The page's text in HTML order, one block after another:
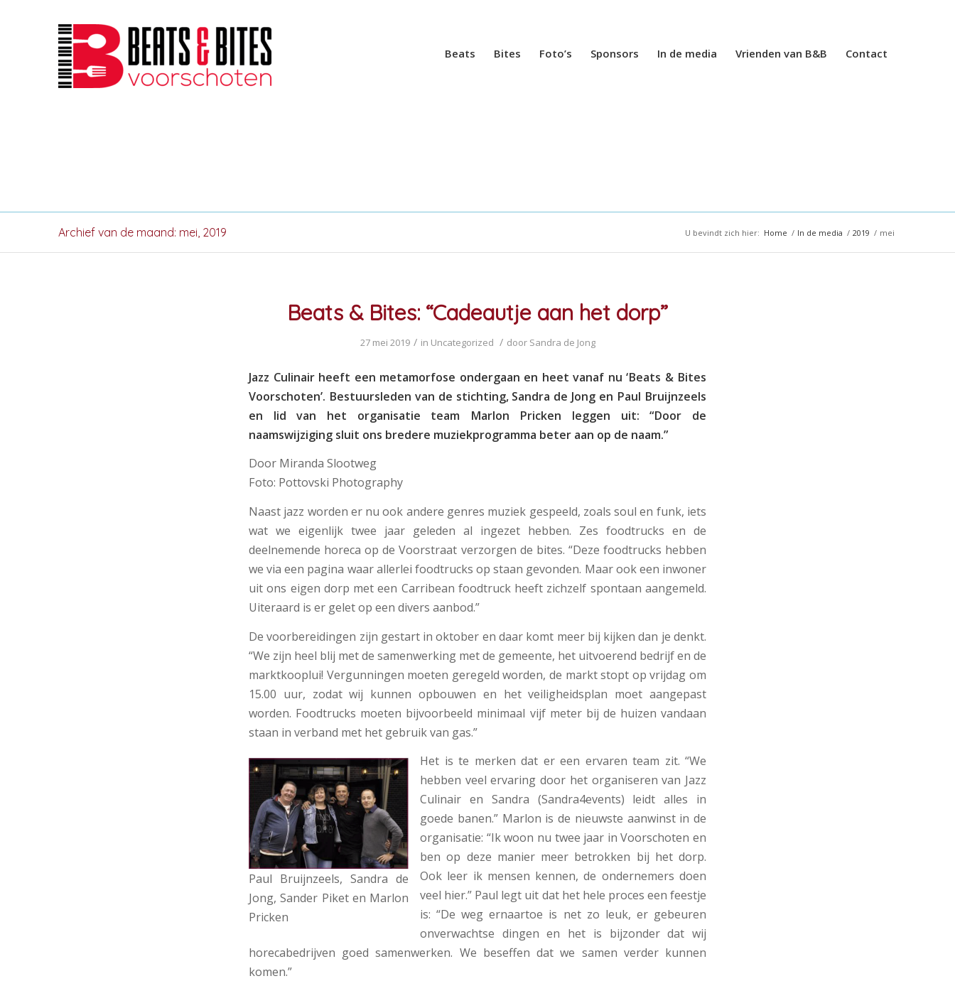
Beats Bites Foto’s Sponsors In de media Vrienden van B&B Contact
Archief van de maand: mei, 2019 U bevindt zich hier: Home / In de media / 2019 / mei
Beats & Bites: “Cadeautje aan het dorp”
27 mei 2019 / in Uncategorized / door Sandra de Jong
Jazz Culinair heeft een metamorfose ondergaan en heet vanaf nu ‘Beats & Bites
Voorschoten’. Bestuursleden van de stichting, Sandra de Jong en Paul Bruijnzeels
en lid van het organisatie team Marlon Pricken leggen uit: “Door de
naamswijziging sluit ons bredere muziekprogramma beter aan op de naam.”
Door Miranda Slootweg
Foto: Pottovski Photography
Naast jazz worden er nu ook andere genres muziek gespeeld, zoals soul en funk, iets
wat we eigenlijk twee jaar geleden al ingezet hebben. Zes foodtrucks en de
deelnemende horeca op de Voorstraat verzorgen de bites. “Deze foodtrucks hebben
we via een pagina waar allerlei foodtrucks op staan gevonden. Maar ook een inwoner
uit ons eigen dorp met een Carribean foodtruck heeft zichzelf spontaan aangemeld.
Uiteraard is er gelet op een divers aanbod.”
De voorbereidingen zijn gestart in oktober en daar komt meer bij kijken dan je denkt.
“We zijn heel blij met de samenwerking met de gemeente, het uitvoerend bedrijf en de
marktkooplui! Vergunningen moeten geregeld worden, de markt stopt op vrijdag om
15.00 uur, zodat wij kunnen opbouwen en het veiligheidsplan moet aangepast
worden. Foodtrucks moeten bijvoorbeeld minimaal vijf meter bij de huizen vandaan
staan in verband met het gebruik van gas.”
Paul Bruijnzeels, Sandra de
Jong, Sander Piket en Marlon
Pricken
Het is te merken dat er een ervaren team zit. “We
hebben veel ervaring door het organiseren van Jazz
Culinair en Sandra (Sandra4events) leidt alles in
goede banen.” Marlon is de nieuwste aanwinst in de
organisatie: “Ik woon nu twee jaar in Voorschoten en
ben op deze manier meer betrokken bij het dorp.
Ook leer ik mensen kennen, de ondernemers doen
veel hier.” Paul legt uit dat het hele proces een feestje
is: “De weg ernaartoe is net zo leuk, er gebeuren
onverwachtse dingen en het is bijzonder dat wij
horecabedrijven goed samenwerken. We beseffen dat we samen verder kunnen
komen.”